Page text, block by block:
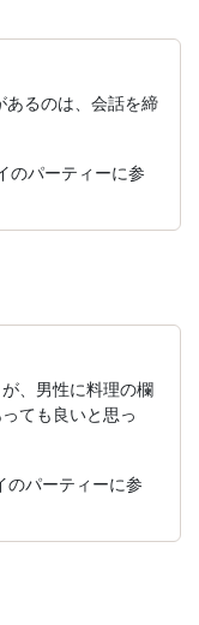
あるのは、会話を締
のパーティーに参
、男性に料理の欄
ても良いと思っ
パーティーに参